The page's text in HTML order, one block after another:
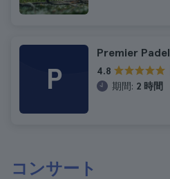
P
Premier Padel
4.8
期間: 2 時間
コンサート